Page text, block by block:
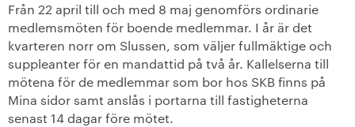
Jobba hos oss
Från 22 april till och med 8 maj genomförs ordinarie
medlemsmöten för boende medlemmar. I år är det
kvarteren norr om Slussen, som väljer fullmäktige och
suppleanter för en mandattid på två år. Kallelserna till
mötena för de medlemmar som bor hos SKB finns på
Mina sidor samt anslås i portarna till fastigheterna
senast 14 dagar före mötet.